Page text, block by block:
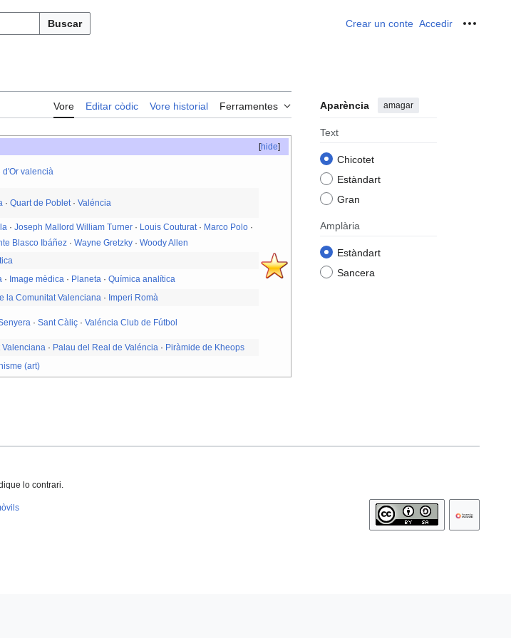
Buscar Crear un conte Accedir
Vore Editar còdic Vore historial Ferramentes Aparència amagar
Text
Chicotet
Estàndart
Gran
Amplària
Estàndart
Sancera
[hide]
d'Or valencià
·Quart de Poblet·Valéncia
·Joseph Mallord William Turner · Louis Couturat· Marco Polo ·
Blasco Ibáñez ·Wayne Gretzky ·Woody Allen
· Image mèdica · Planeta ·Química analítica
la Comunitat Valenciana · Imperi Romà
·Sant Càliç ·Valéncia Club de Fútbol
Valenciana · Palau del Real de Valéncia · Piràmide de Kheops
(art)
lo contrari.